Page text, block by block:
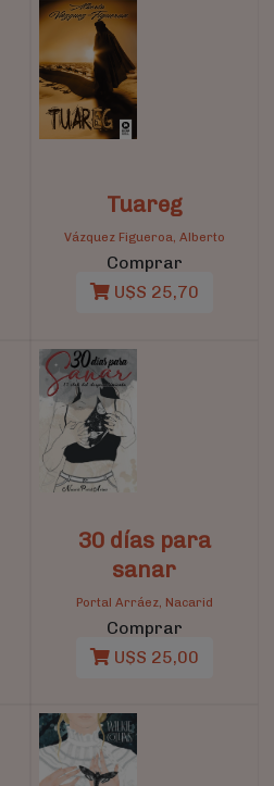
Tuareg
Vázquez Figueroa, Alberto
Comprar
U$S 25,70
30 días para
sanar
Portal Arráez, Nacarid
Comprar
U$S 25,00